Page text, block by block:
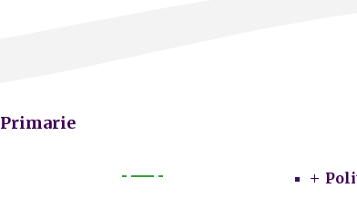
Primarie